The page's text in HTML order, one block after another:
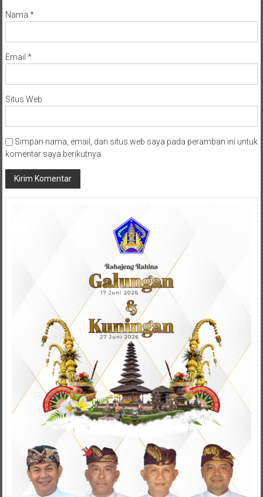
Nama *
Email *
Situs Web
Simpan nama, email, dan situs web saya pada peramban ini untuk
komentar saya berikutnya.